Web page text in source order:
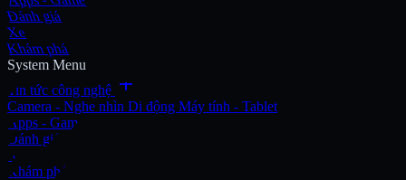
Đánh giá
Xe
Khám phá
System Menu
Tin tức công nghệ add
Camera - Nghe nhìn Di động Máy tính - Tablet
Apps - Game
Đánh giá
Xe
Khám phá